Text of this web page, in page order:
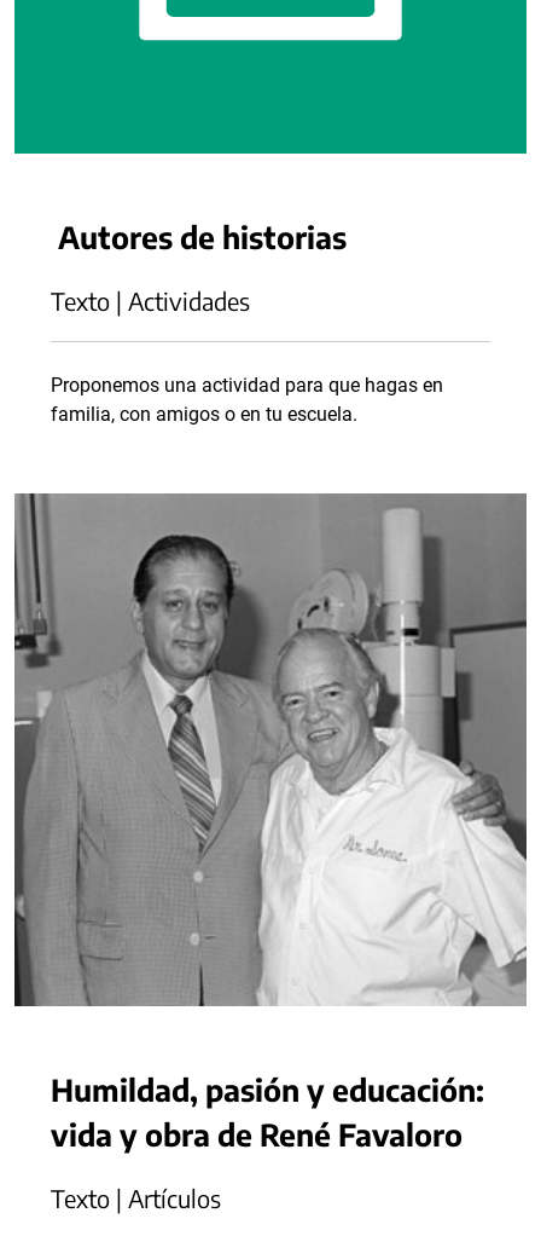
Autores de historias
Texto | Actividades
Proponemos una actividad para que hagas en
familia, con amigos o en tu escuela.
Humildad, pasión y educación:
vida y obra de René Favaloro
Texto | Artículos